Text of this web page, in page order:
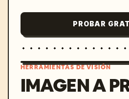
PROBAR
HERRAMIENTAS DE VISIÓN
IMAGEN A